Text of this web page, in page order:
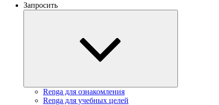
Запросить
Renga для ознакомления
Renga для учебных целей